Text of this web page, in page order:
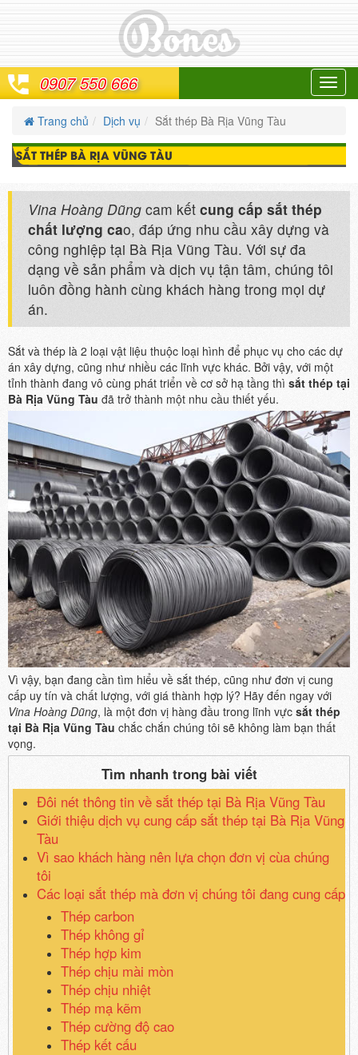
0907 550 666
Trang chủ
Dịch vụ Sắt thép Bà Rịa Vũng Tàu
SẮT THÉP BÀ RỊA VŨNG TÀU
Vina Hoàng Dũng cam kết cung cấp sắt thép
chất lượng cao, đáp ứng nhu cầu xây dựng và
công nghiệp tại Bà Rịa Vũng Tàu. Với sự đa
dạng về sản phẩm và dịch vụ tận tâm, chúng tôi
luôn đồng hành cùng khách hàng trong mọi dự
án.
Sắt và thép là 2 loại vật liệu thuộc loại hình để phục vụ cho các dự
án xây dựng, cũng như nhiều các lĩnh vực khác. Bởi vậy, với một
tỉnh thành đang vô cùng phát triển về cơ sở hạ tầng thì sắt thép tại
Bà Rịa Vũng Tàu đã trở thành một nhu cầu thiết yếu.
Vì vậy, bạn đang cần tìm hiểu về sắt thép, cũng như đơn vị cung
cấp uy tín và chất lượng, với giá thành hợp lý? Hãy đến ngay với
Vina Hoàng Dũng, là một đơn vị hàng đầu trong lĩnh vực sắt thép
tại Bà Rịa Vũng Tàu chắc chắn chúng tôi sẽ không làm bạn thất
vọng.
Tìm nhanh trong bài viết
Đôi nét thông tin về sắt thép tại Bà Rịa Vũng Tàu
Giới thiệu dịch vụ cung cấp sắt thép tại Bà Rịa Vũng
Tàu
Vì sao khách hàng nên lựa chọn đơn vị cùa chúng
tôi
Các loại sắt thép mà đơn vị chúng tôi đang cung cấp
Thép carbon
Thép không gỉ
Thép hợp kim
Thép chịu mài mòn
Thép chịu nhiệt
Thép mạ kẽm
Thép cường độ cao
Thép kết cấu